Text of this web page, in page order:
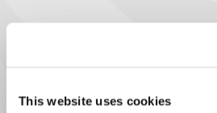
This website uses cookies
Les actifs immobiliers développés
réserve foncière s’adressent à